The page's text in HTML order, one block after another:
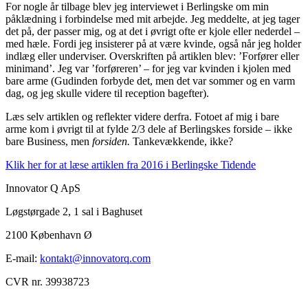
For nogle år tilbage blev jeg interviewet i Berlingske om min
påklædning i forbindelse med mit arbejde. Jeg meddelte, at jeg tager
det på, der passer mig, og at det i øvrigt ofte er kjole eller nederdel –
med hæle. Fordi jeg insisterer på at være kvinde, også når jeg holder
indlæg eller underviser. Overskriften på artiklen blev: ’Forfører eller
minimand’. Jeg var ’forføreren’ – for jeg var kvinden i kjolen med
bare arme (Gudinden forbyde det, men det var sommer og en varm
dag, og jeg skulle videre til reception bagefter).
Læs selv artiklen og reflekter videre derfra. Fotoet af mig i bare
arme kom i øvrigt til at fylde 2/3 dele af Berlingskes forside – ikke
bare Business, men forsiden. Tankevækkende, ikke?
Klik her for at læse artiklen fra 2016 i Berlingske Tidende
Innovator Q ApS
Løgstørgade 2, 1 sal i Baghuset
2100 København Ø
E-mail: kontakt@innovatorq.com
CVR nr. 39938723